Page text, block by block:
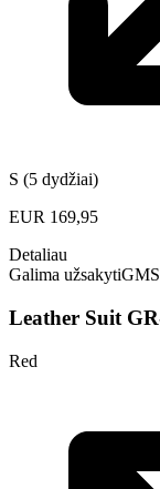
S (5 dydžiai)
EUR 169,95
Detaliau
Galima užsakytiGMS
Leather Suit
Red